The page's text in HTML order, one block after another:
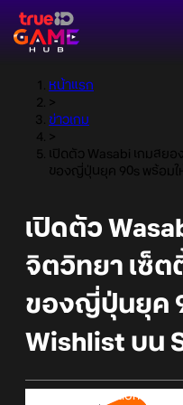
หน้าแรก
>
ข่าวเกม
>
เปิดตัว Wasabi เกมสย
ของญี่ปุ่นยุค 90s พร้อมใ
เปิดตัว
จิตวิทยา เซ็
ของญี่ปุ่นยุค
Wishlist บน
Online Station